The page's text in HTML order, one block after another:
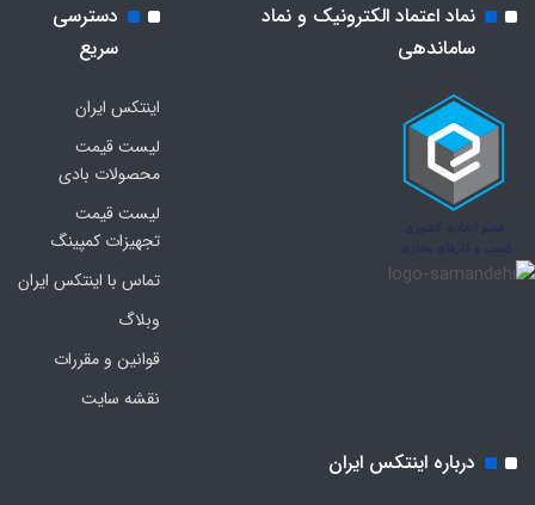
نماد اعتماد الکترونیک و نماد
ساماندهی
دسترسی
سریع
اینتکس ایران
لیست قیمت
محصولات بادی
لیست قیمت
تجهیزات کمپینگ
تماس با اینتکس ایران
وبلاگ
قوانین و مقررات
نقشه سایت
درباره اینتکس ایران